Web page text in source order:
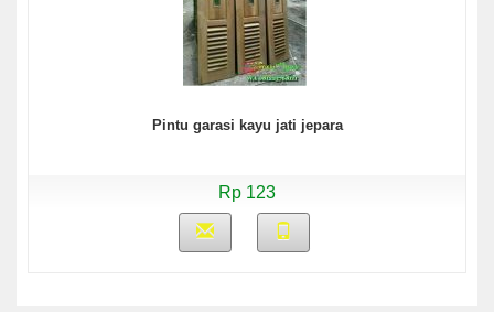
Pintu garasi kayu jati jepara
Rp 123